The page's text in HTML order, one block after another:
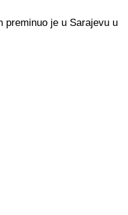
preminuo je u Sarajevu u